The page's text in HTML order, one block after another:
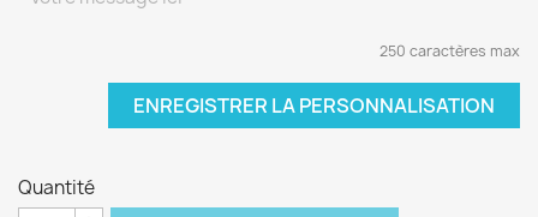
250 caractères max
ENREGISTRER LA PERSONNALISATION
Quantité